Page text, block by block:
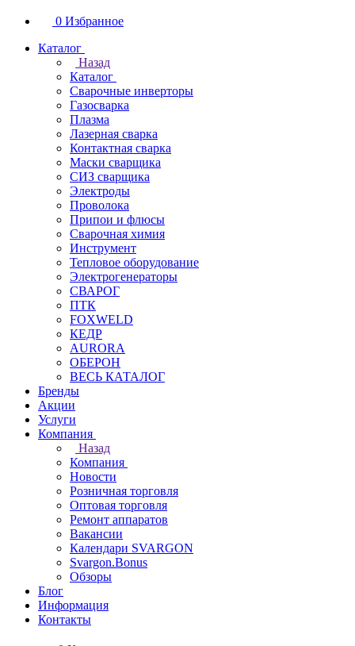
0 Избранное
Каталог
Назад
Каталог
Сварочные инверторы
Газосварка
Плазма
Лазерная сварка
Контактная сварка
Маски сварщика
СИЗ сварщика
Электроды
Проволока
Припои и флюсы
Сварочная химия
Инструмент
Тепловое оборудование
Электрогенераторы
СВАРОГ
ПТК
FOXWELD
КЕДР
AURORA
ОБЕРОН
ВЕСЬ КАТАЛОГ
Бренды
Акции
Услуги
Компания
Назад
Компания
Новости
Розничная торговля
Оптовая торговля
Ремонт аппаратов
Вакансии
Календари SVARGON
Svargon.Bonus
Обзоры
Блог
Информация
Контакты